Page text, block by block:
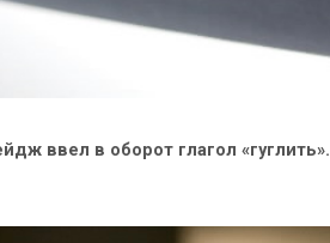
ввел в оборот глагол «гуглить».